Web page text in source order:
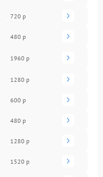
720 р
480 р
1960 р
1280 р
600 р
480 р
1280 р
1520 р